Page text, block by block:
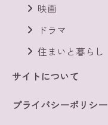
映画
ドラマ
住まいと暮らし
サイトについて
プライバシーポリシー